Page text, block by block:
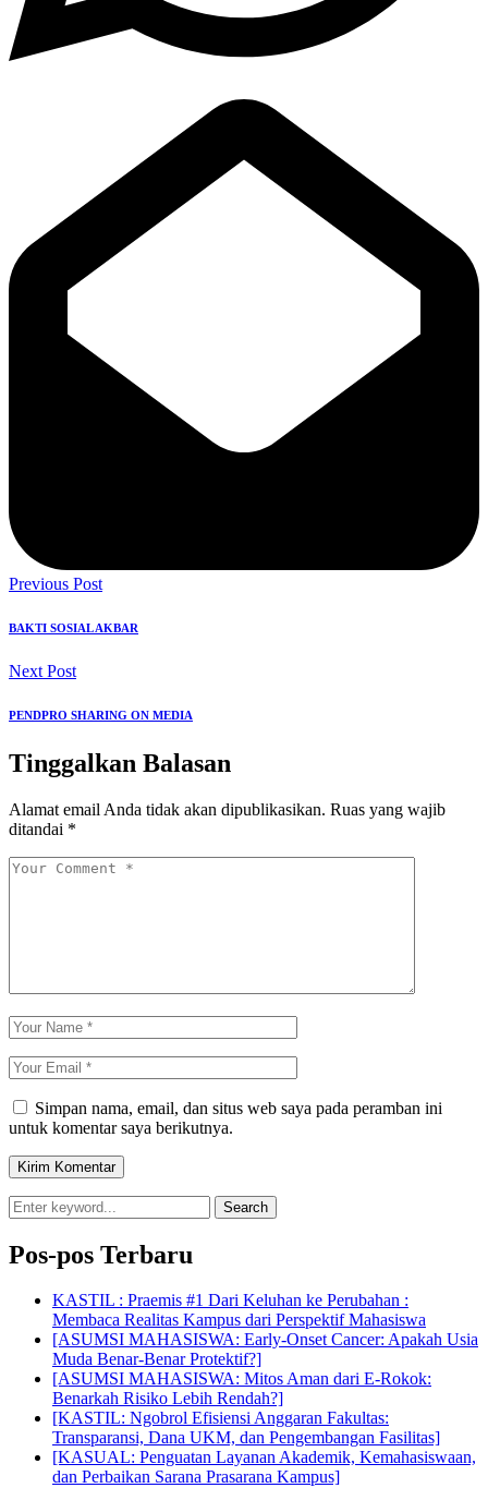
Previous Post
BAKTI SOSIAL AKBAR
Next Post
PENDPRO SHARING ON MEDIA
Tinggalkan Balasan
Alamat email Anda tidak akan dipublikasikan. Ruas yang wajib
ditandai *
Simpan nama, email, dan situs web saya pada peramban ini
untuk komentar saya berikutnya.
Search
Pos-pos Terbaru
KASTIL : Praemis #1 Dari Keluhan ke Perubahan :
Membaca Realitas Kampus dari Perspektif Mahasiswa
[ASUMSI MAHASISWA: Early-Onset Cancer: Apakah Usia
Muda Benar-Benar Protektif?]
[ASUMSI MAHASISWA: Mitos Aman dari E-Rokok:
Benarkah Risiko Lebih Rendah?]
[KASTIL: Ngobrol Efisiensi Anggaran Fakultas:
Transparansi, Dana UKM, dan Pengembangan Fasilitas]
[KASUAL: Penguatan Layanan Akademik, Kemahasiswaan,
dan Perbaikan Sarana Prasarana Kampus]